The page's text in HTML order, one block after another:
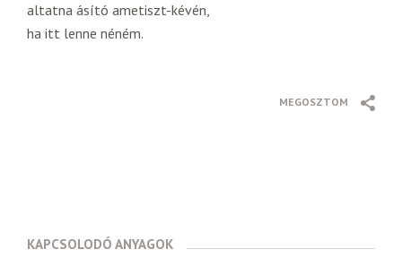
altatna ásító ametiszt-kévén,
ha itt lenne néném.
MEGOSZTOM
KAPCSOLODÓ ANYAGOK